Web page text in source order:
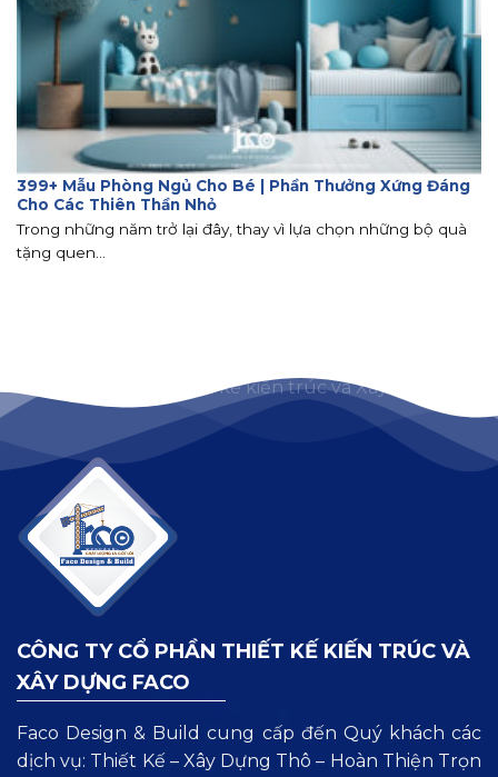
399+ Mẫu Phòng Ngủ Cho Bé | Phần Thưởng Xứng Đáng
Cho Các Thiên Thần Nhỏ
Trong những năm trở lại đây, thay vì lựa chọn những bộ quà
tặng quen...
CÔNG TY CỔ PHẦN THIẾT KẾ KIẾN TRÚC VÀ
XÂY DỰNG FACO
Faco Design & Build cung cấp đến Quý khách các
dịch vụ: Thiết Kế – Xây Dựng Thô – Hoàn Thiện Trọn